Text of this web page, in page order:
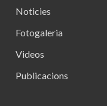
Noticies
Fotogaleria
Videos
Publicacions